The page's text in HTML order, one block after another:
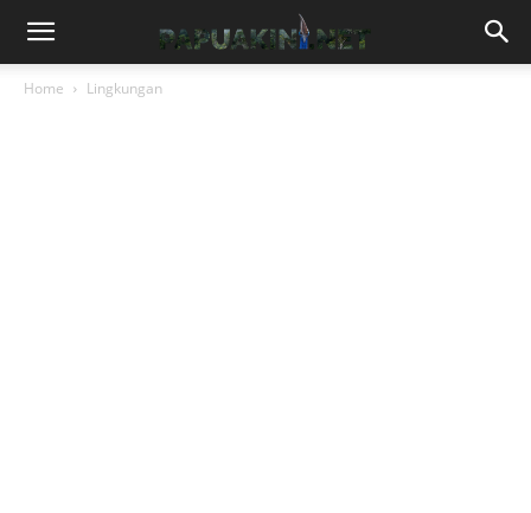
Home Lingkungan